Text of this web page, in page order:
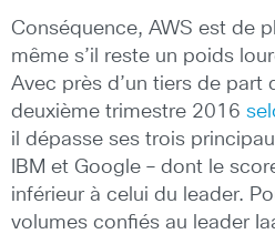
Conséquence, AWS est de
même s’il reste un poids
Avec près d’un tiers de part
deuxième trimestre 2016
il dépasse ses trois
IBM et Google – dont le
inférieur à celui du leader.
volumes confiés au leader